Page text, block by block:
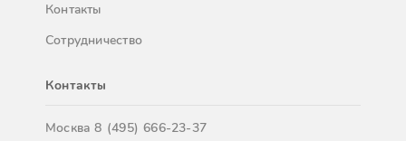
Контакты
Сотрудничество
Контакты
Москва8 (495) 666-23-37